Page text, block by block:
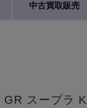
中古買取販売
スープラ